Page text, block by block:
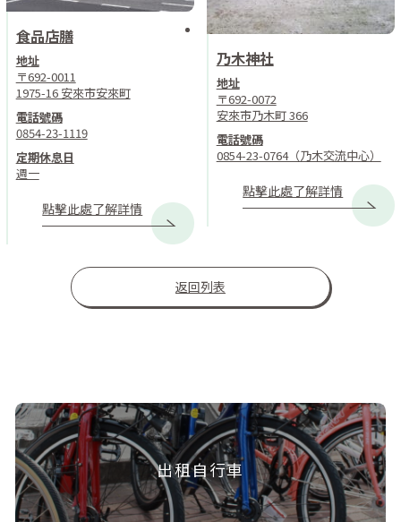
食品店膳
地址
〒692-0011
1975-16 安來市安來町
電話號碼
0854-23-1119
定期休息日
週一
點擊此處了解詳情
乃木神社
地址
〒692-0072
安來市乃木町 366
電話號碼
0854-23-0764（乃木交流中心）
點擊此處了解詳情
返回列表
出租自行車